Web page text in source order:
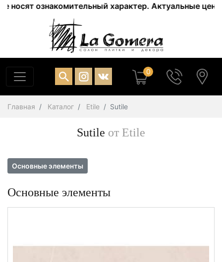
характер. Актуальные цены
0
Главная Каталог Etile Sutile
Sutile от Etile
Основные элементы
Основные элементы